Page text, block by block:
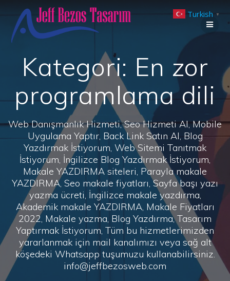
to
Kategori: En zor
programlama dili
Web Danışmanlık Hizmeti, Seo Hizmeti Al, Mobile
Uygulama Yaptır, Back Link Satın Al, Blog
Yazdırmak İstiyorum, Web Sitemi Tanıtmak
İstiyorum, İngilizce Blog Yazdırmak İstiyorum,
Makale YAZDIRMA siteleri, Parayla makale
YAZDIRMA, Seo makale fiyatları, Sayfa başı yazı
yazma ücreti, İngilizce makale yazdırma,
Akademik makale YAZDIRMA, Makale Fiyatları
2022, Makale yazma, Blog Yazdırma, Tasarım
Yaptırmak İstiyorum, Tüm bu hizmetlerimizden
yararlanmak için mail kanalımızı veya sağ alt
köşedeki Whatsapp tuşumuzu kullanabilirsiniz.
info@jeffbezosweb.com
Turkish ▼